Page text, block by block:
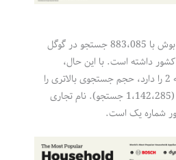
شرکت لوازم خانگی آلمانی بوش با 883،085 جستجو در گوگل
بیشترین جستجو را در 69 کشور داشته است. با این حال،
Dyson (30 کشور) که رتبه 2 را دارد، حجم جستجوی بالاتری را
به خود اختصاص می دهد (1،142،285 جستجو). نام تجاری